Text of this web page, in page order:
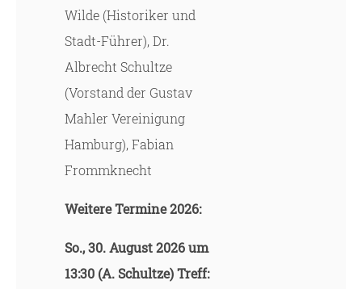
Wilde (Historiker und
Stadt-Führer), Dr.
Albrecht Schultze
(Vorstand der Gustav
Mahler Vereinigung
Hamburg), Fabian
Frommknecht
Weitere Termine 2026:
So., 30. August 2026 um
13:30 (A. Schultze) Treff: